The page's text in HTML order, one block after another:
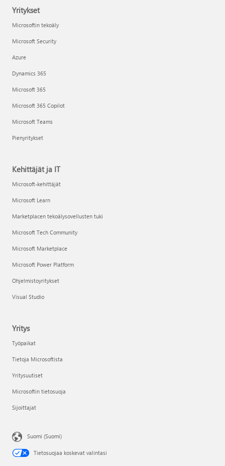
Yritykset
Microsoftin tekoäly
Microsoft Security
Azure
Dynamics 365
Microsoft 365
Microsoft 365 Copilot
Microsoft Teams
Pienyritykset
Kehittäjät ja IT
Microsoft-kehittäjät
Microsoft Learn
Marketplacen tekoälysovellusten tuki
Microsoft Tech Community
Microsoft Marketplace
Microsoft Power Platform
Ohjelmistoyritykset
Visual Studio
Yritys
Työpaikat
Tietoja Microsoftista
Yritysuutiset
Microsoftin tietosuoja
Sijoittajat
Suomi (Suomi)
Tietosuojaa koskevat valintasi